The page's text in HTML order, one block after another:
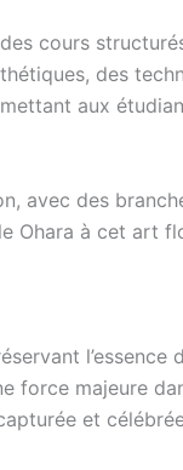
cours
des
aux
avec des
Ohara à cet
majeure
et